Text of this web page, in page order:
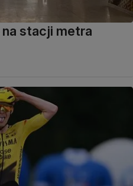
stacji metra